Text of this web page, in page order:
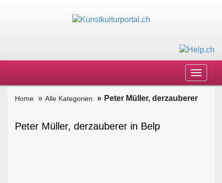
Toggle
Home Alle Kategorien Peter Müller, derzauberer
Peter Müller, derzauberer in Belp